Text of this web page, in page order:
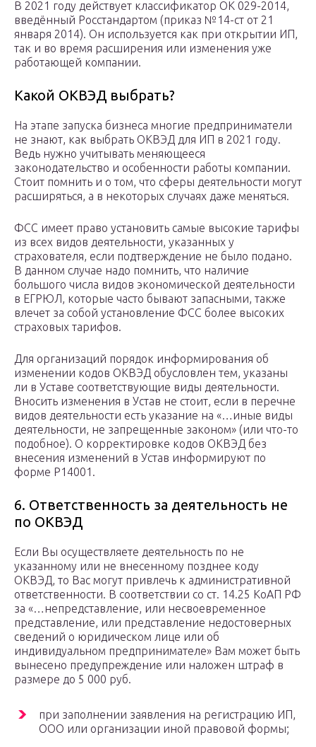
В 2021 году действует классификатор ОК 029-2014,
введённый Росстандартом (приказ №14-ст от 21
января 2014). Он используется как при открытии ИП,
так и во время расширения или изменения уже
работающей компании.
Какой ОКВЭД выбрать?
На этапе запуска бизнеса многие предприниматели
не знают, как выбрать ОКВЭД для ИП в 2021 году.
Ведь нужно учитывать меняющееся
законодательство и особенности работы компании.
Стоит помнить и о том, что сферы деятельности могут
расширяться, а в некоторых случаях даже меняться.
ФСС имеет право установить самые высокие тарифы
из всех видов деятельности, указанных у
страхователя, если подтверждение не было подано.
В данном случае надо помнить, что наличие
большого числа видов экономической деятельности
в ЕГРЮЛ, которые часто бывают запасными, также
влечет за собой установление ФСС более высоких
страховых тарифов.
Для организаций порядок информирования об
изменении кодов ОКВЭД обусловлен тем, указаны
ли в Уставе соответствующие виды деятельности.
Вносить изменения в Устав не стоит, если в перечне
видов деятельности есть указание на «…иные виды
деятельности, не запрещенные законом» (или что-то
подобное). О корректировке кодов ОКВЭД без
внесения изменений в Устав информируют по
форме Р14001.
6. Ответственность за деятельность не
по ОКВЭД
Если Вы осуществляете деятельность по не
указанному или не внесенному позднее коду
ОКВЭД, то Вас могут привлечь к административной
ответственности. В соответствии со ст. 14.25 КоАП РФ
за «…непредставление, или несвоевременное
представление, или представление недостоверных
сведений о юридическом лице или об
индивидуальном предпринимателе» Вам может быть
вынесено предупреждение или наложен штраф в
размере до 5 000 руб.
при заполнении заявления на регистрацию ИП,
ООО или организации иной правовой формы;